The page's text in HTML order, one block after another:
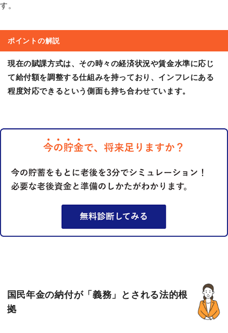
す。
ポイントの解説
現在の賦課方式は、その時々の経済状況や賃金水準に応じ
て給付額を調整する仕組みを持っており、インフレにある
程度対応できるという側面も持ち合わせています。
国民年金の納付が「義務」とされる法的根
拠